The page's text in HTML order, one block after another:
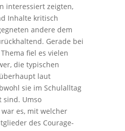
interessiert zeigten,
Inhalte kritisch
andere dem
Gerade bei
fiel es vielen
die typischen
laut
sie im Schulalltag
sind. Umso
es, mit welcher
des Courage-